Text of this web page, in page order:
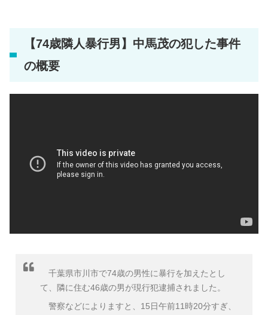
【74歳隣人暴行男】中馬茂の犯した事件
の概要
千葉県市川市で74歳の男性に暴行を加えたとし
て、隣に住む46歳の男が現行犯逮捕されました。
警察などによりますと、15日午前11時20分すぎ、